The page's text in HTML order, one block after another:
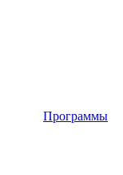
Программы